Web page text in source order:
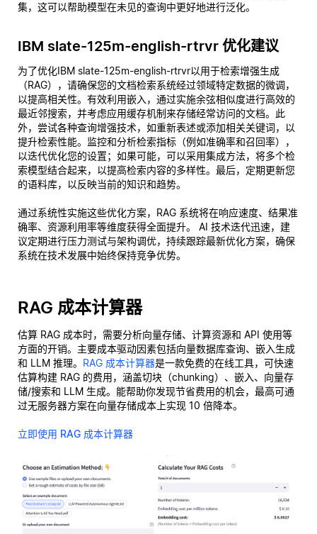
集，这可以帮助模型在未见的查询中更好地进行泛化。
IBM slate-125m-english-rtrvr 优化建议
为了优化IBM slate-125m-english-rtrvr以用于检索增强生成
（RAG），请确保您的文档检索系统经过领域特定数据的微调，
以提高相关性。有效利用嵌入，通过实施余弦相似度进行高效的
最近邻搜索，并考虑应用缓存机制来存储经常访问的文档。此
外，尝试各种查询增强技术，如重新表述或添加相关关键词，以
提升检索性能。监控和分析检索指标（例如准确率和召回率），
以迭代优化您的设置；如果可能，可以采用集成方法，将多个检
索模型结合起来，以提高检索内容的多样性。最后，定期更新您
的语料库，以反映当前的知识和趋势。
通过系统性实施这些优化方案，RAG 系统将在响应速度、结果准
确率、资源利用率等维度获得全面提升。 AI 技术迭代迅速，建
议定期进行压力测试与架构调优，持续跟踪最新优化方案，确保
系统在技术发展中始终保持竞争优势。
RAG 成本计算器
估算 RAG 成本时，需要分析向量存储、计算资源和 API 使用等
方面的开销。主要成本驱动因素包括向量数据库查询、嵌入生成
和 LLM 推理。 RAG 成本计算器是一款免费的在线工具，可快速
估算构建 RAG 的费用，涵盖切块（chunking）、嵌入、向量存
储/搜索和 LLM 生成。能帮助你发现节省费用的机会，最高可通
过无服务器方案在向量存储成本上实现 10 倍降本。
立即使用 RAG 成本计算器